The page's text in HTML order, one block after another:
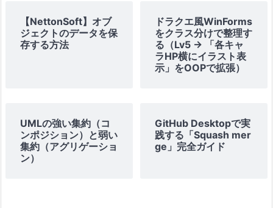
【NettonSoft】オブ
ジェクトのデータを保
存する方法
ドラクエ風WinForms
をクラス分けで整理す
る（Lv5 → 「各キャ
ラHP横にイラスト表
示」をOOPで拡張）
UMLの強い集約（コ
ンポジション）と弱い
集約（アグリゲーショ
ン）
GitHub Desktopで実
践する「Squash mer
ge」完全ガイド